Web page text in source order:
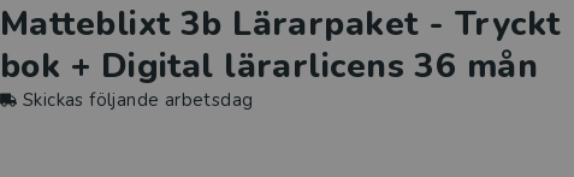
Matteblixt 3b Lärarpaket - Tryckt
bok + Digital lärarlicens 36 mån
Skickas följande arbetsdag